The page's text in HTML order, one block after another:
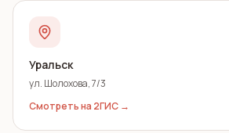
Уральск
ул. Шолохова, 7/3
Смотреть на 2ГИС →